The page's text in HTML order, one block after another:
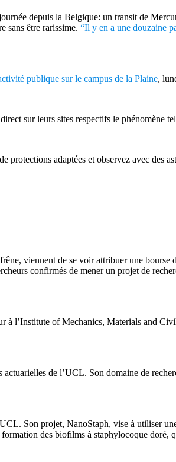
depuis la Belgique: un transit de
sans être rarissime. “Il y en a une douzaine
publique sur le campus de la Plaine,
sur leurs sites respectifs le phénomène
adaptées et observez avec des
viennent de se voir attribuer une bourse
confirmés de mener un projet de
à l’Institute of Mechanics, Materials and
de l’UCL. Son domaine de
Son projet, NanoStaph, vise à utiliser
des biofilms à staphylocoque